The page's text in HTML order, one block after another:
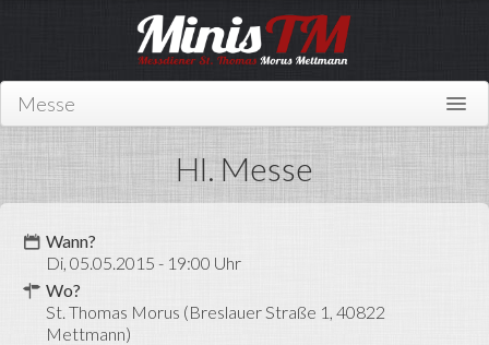
Messe
Home
Über uns
Wer sind wir?
Mitmachen
News
Hl. Messe
Wann?
Di, 05.05.2015 - 19:00 Uhr
Wo?
St. Thomas Morus (Breslauer Straße 1, 40822
Mettmann)